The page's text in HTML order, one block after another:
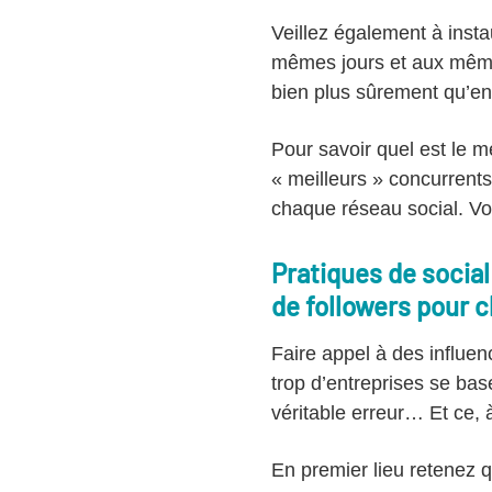
Veillez également à
mêmes jours et aux
bien plus sûrement
Pour savoir quel est le
« meilleurs »
chaque réseau social.
Pratiques de
de followers pour
Faire appel à des
trop d’entreprises se
véritable erreur… Et ce,
En premier lieu retenez